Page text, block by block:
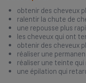
obtenir des cheveux
ralentir la chute de
une repousse plus
les cheveux qui ont
obtenir des cheveux
réaliser une
réaliser une teinte qui
une épilation qui